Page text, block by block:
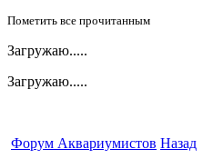
Пометить все прочитанным
Загружаю.....
Загружаю.....
Форум Аквариумистов Назад